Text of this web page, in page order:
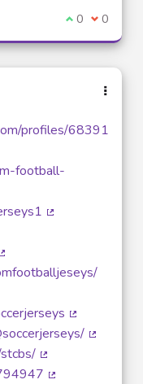
I agree with
0 I 0
profiles/68391
football-
link)
(External
(External link)